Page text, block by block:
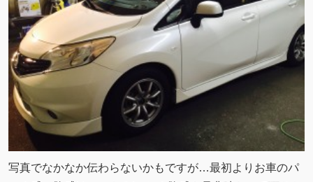
写真でなかなか伝わらないかもですが…最初よりお車のパ